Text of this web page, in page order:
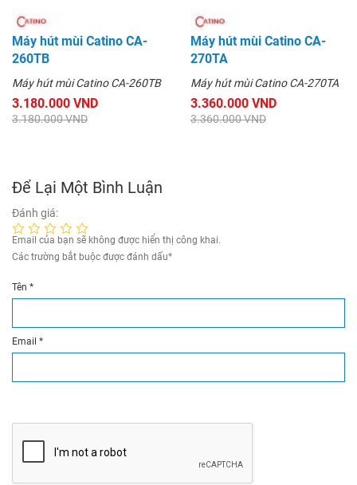
Máy hút mùi Catino CA-
260TB
Máy hút mùi Catino CA-260TB
3.180.000 VND
3.180.000 VND
Máy hút mùi Catino CA-
270TA
Máy hút mùi Catino CA-270TA
3.360.000 VND
3.360.000 VND
Để Lại Một Bình Luận
Đánh giá:
Email của bạn sẽ không được hiển thị công khai.
Các trường bắt buộc được đánh dấu*
Tên *
Email *